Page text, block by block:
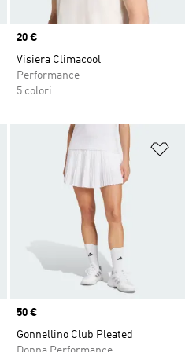
Price
20 €
Visiera Climacool
Performance
5 colori
Aggiungi alla lista dei desideri
Price
50 €
Gonnellino Club Pleated